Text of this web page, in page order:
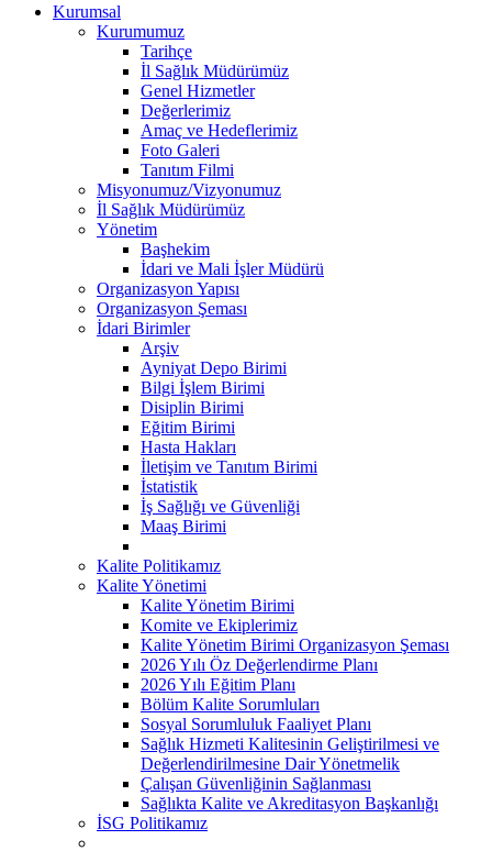
Kurumsal
Kurumumuz
Tarihçe
İl Sağlık Müdürümüz
Genel Hizmetler
Değerlerimiz
Amaç ve Hedeflerimiz
Foto Galeri
Tanıtım Filmi
Misyonumuz/Vizyonumuz
İl Sağlık Müdürümüz
Yönetim
Başhekim
İdari ve Mali İşler Müdürü
Organizasyon Yapısı
Organizasyon Şeması
İdari Birimler
Arşiv
Ayniyat Depo Birimi
Bilgi İşlem Birimi
Disiplin Birimi
Eğitim Birimi
Hasta Hakları
İletişim ve Tanıtım Birimi
İstatistik
İş Sağlığı ve Güvenliği
Maaş Birimi
Kalite Politikamız
Kalite Yönetimi
Kalite Yönetim Birimi
Komite ve Ekiplerimiz
Kalite Yönetim Birimi Organizasyon Şeması
2026 Yılı Öz Değerlendirme Planı
2026 Yılı Eğitim Planı
Bölüm Kalite Sorumluları
Sosyal Sorumluluk Faaliyet Planı
Sağlık Hizmeti Kalitesinin Geliştirilmesi ve
Değerlendirilmesine Dair Yönetmelik
Çalışan Güvenliğinin Sağlanması
Sağlıkta Kalite ve Akreditasyon Başkanlığı
İSG Politikamız